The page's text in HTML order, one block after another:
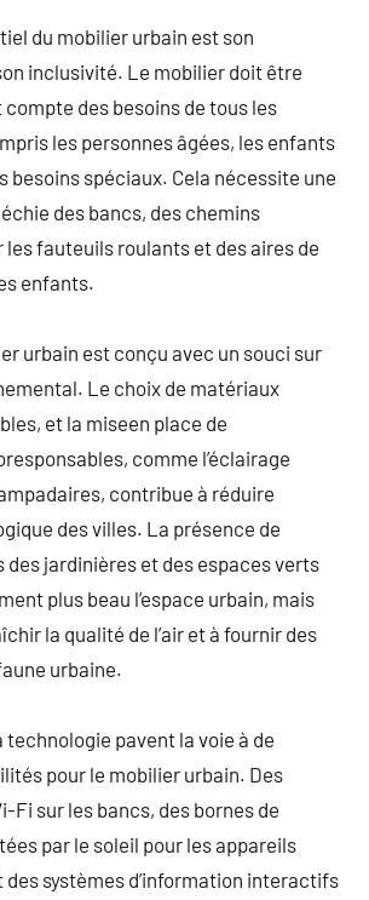
du mobilier urbain est son
inclusivité. Le mobilier doit être
des besoins de tous les
les personnes âgées, les enfants
besoins spéciaux. Cela nécessite une
des bancs, des chemins
fauteuils roulants et des aires de
enfants.
urbain est conçu avec un souci sur
Le choix de matériaux
et la miseen place de
comme l’éclairage
contribue à réduire
des villes. La présence de
des jardinières et des espaces verts
plus beau l’espace urbain, mais
la qualité de l’air et à fournir des
urbaine.
technologie pavent la voie à de
pour le mobilier urbain. Des
Fi sur les bancs, des bornes de
par le soleil pour les appareils
systèmes d’information interactifs